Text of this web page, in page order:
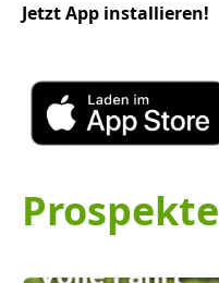
Jetzt App installieren!
Prospekte